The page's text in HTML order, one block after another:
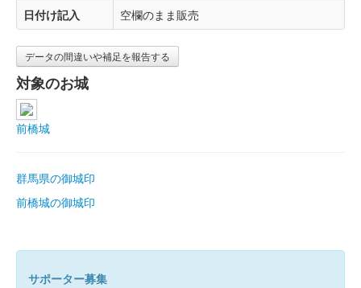
日付け記入
空欄のまま販売
データの間違いや補足を報告する
対象のお城
前橋城
群馬県の御城印
前橋城の御城印
サポーター募集